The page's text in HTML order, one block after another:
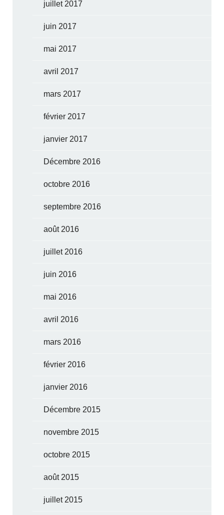
juillet 2017
juin 2017
mai 2017
avril 2017
mars 2017
février 2017
janvier 2017
Décembre 2016
octobre 2016
septembre 2016
août 2016
juillet 2016
juin 2016
mai 2016
avril 2016
mars 2016
février 2016
janvier 2016
Décembre 2015
novembre 2015
octobre 2015
août 2015
juillet 2015